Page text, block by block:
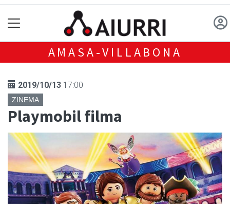
AMASA-VILLABONA
2019/10/13 17:00
ZINEMA
Playmobil filma